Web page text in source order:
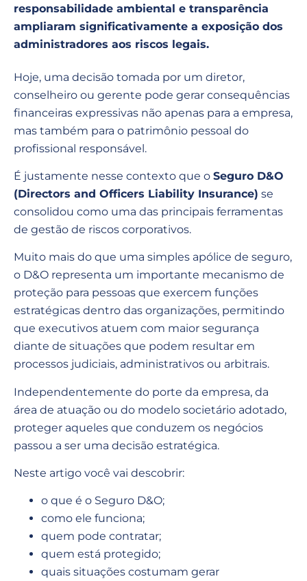
responsabilidade ambiental e transparência
ampliaram significativamente a exposição dos
administradores aos riscos legais.
Hoje, uma decisão tomada por um diretor,
conselheiro ou gerente pode gerar consequências
financeiras expressivas não apenas para a empresa,
mas também para o patrimônio pessoal do
profissional responsável.
É justamente nesse contexto que o Seguro D&O
(Directors and Officers Liability Insurance) se
consolidou como uma das principais ferramentas
de gestão de riscos corporativos.
Muito mais do que uma simples apólice de seguro,
o D&O representa um importante mecanismo de
proteção para pessoas que exercem funções
estratégicas dentro das organizações, permitindo
que executivos atuem com maior segurança
diante de situações que podem resultar em
processos judiciais, administrativos ou arbitrais.
Independentemente do porte da empresa, da
área de atuação ou do modelo societário adotado,
proteger aqueles que conduzem os negócios
passou a ser uma decisão estratégica.
Neste artigo você vai descobrir:
o que é o Seguro D&O;
como ele funciona;
quem pode contratar;
quem está protegido;
quais situações costumam gerar